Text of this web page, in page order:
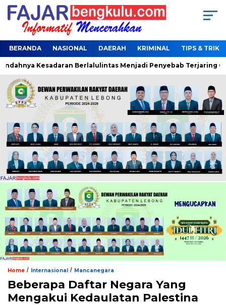
BERANDA NASIONAL DAERAH KRIMINAL TIPS & TRIK
Kesadaran Berlalulintas Menjadi Penyebab Terjaring
Home / Internasional / Mancanegara
Beberapa Daftar Negara Yang
Mengakui Kedaulatan Palestina